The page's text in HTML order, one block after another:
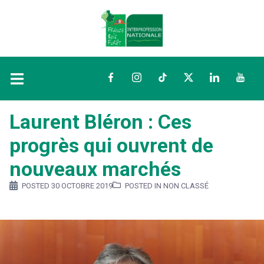
FacebookInstagramTikTokTwitterLinkedIn
Laurent Bléron : Ces
progrès qui ouvrent de
nouveaux marchés
POSTED 30 OCTOBRE 2019 POSTED IN NON CLASSÉ